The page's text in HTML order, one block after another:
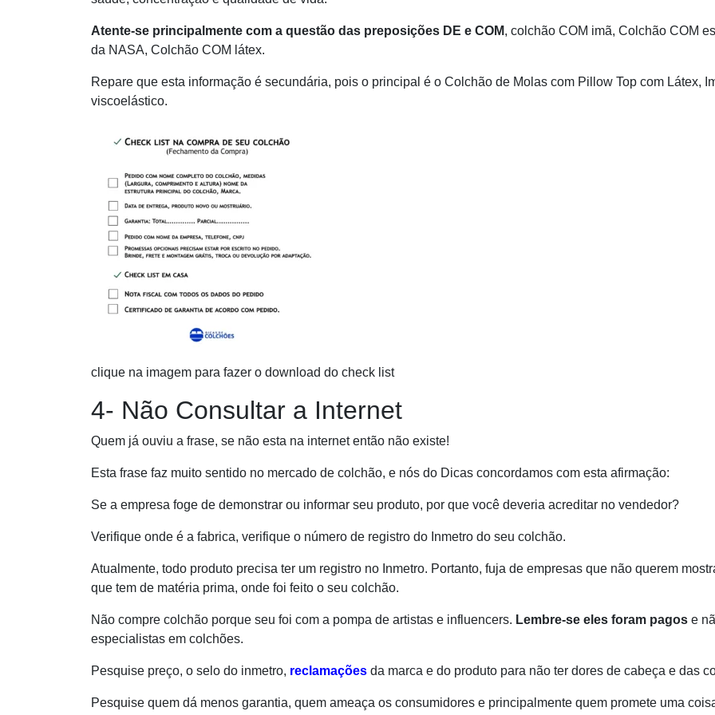
Atente-se principalmente com a questão das preposições DE e COM, colchão COM imã, Colchão COM
da NASA, Colchão COM látex.
Repare que esta informação é secundária, pois o principal é o Colchão de Molas com Pillow Top com Látex,
viscoelástico.
clique na imagem para fazer o download do check list
4- Não Consultar a Internet
Quem já ouviu a frase, se não esta na internet então não existe!
Esta frase faz muito sentido no mercado de colchão, e nós do Dicas concordamos com esta afirmação:
Se a empresa foge de demonstrar ou informar seu produto, por que você deveria acreditar no vendedor?
Verifique onde é a fabrica, verifique o número de registro do Inmetro do seu colchão.
Atualmente, todo produto precisa ter um registro no Inmetro. Portanto, fuja de empresas que não querem
que tem de matéria prima, onde foi feito o seu colchão.
Não compre colchão porque seu foi com a pompa de artistas e influencers. Lembre-se eles foram pagos e
especialistas em colchões.
Pesquise preço, o selo do inmetro, reclamações da marca e do produto para não ter dores de cabeça e das
Pesquise quem dá menos garantia, quem ameaça os consumidores e principalmente quem promete uma